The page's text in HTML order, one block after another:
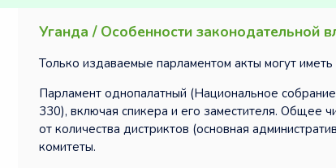
Уганда / Особенности законодательной
Только издаваемые парламентом акты могут
Парламент однопалатный (Национальное
330), включая спикера и его заместителя. Общее
от количества дистриктов (основная
комитеты.